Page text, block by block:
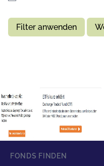
Filter anwenden
FONDS FINDEN